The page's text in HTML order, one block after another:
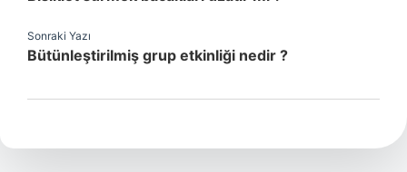
Sonraki Yazı
Bütünleştirilmiş grup etkinliği nedir ?